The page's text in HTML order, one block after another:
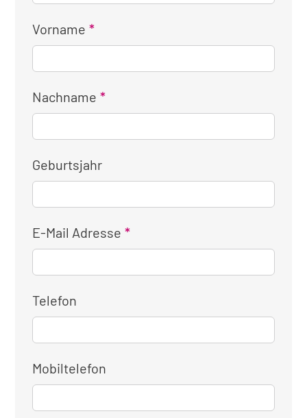
Vorname
Nachname
Geburtsjahr
E-Mail Adresse
Telefon
Mobiltelefon